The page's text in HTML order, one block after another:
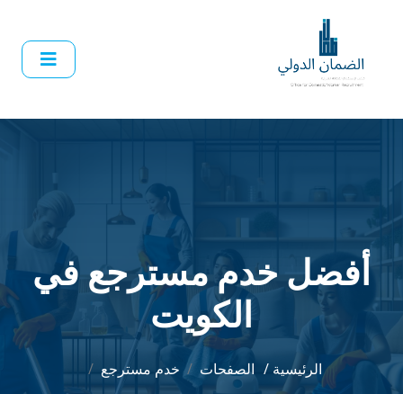
أفضل خدم مسترجع في
الكويت
الرئيسية / الصفحات خدم مسترجع